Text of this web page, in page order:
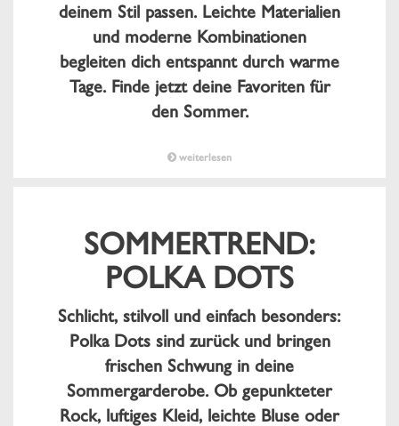
deinem Stil passen. Leichte Materialien
und moderne Kombinationen
begleiten dich entspannt durch warme
Tage. Finde jetzt deine Favoriten für
den Sommer.
weiterlesen
SOMMERTREND:
POLKA DOTS
Schlicht, stilvoll und einfach besonders:
Polka Dots sind zurück und bringen
frischen Schwung in deine
Sommergarderobe. Ob gepunkteter
Rock, luftiges Kleid, leichte Bluse oder